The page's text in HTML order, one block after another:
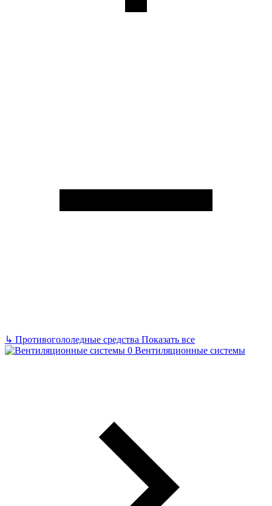
↳ Противогололедные средства Показать все
Вентиляционные системы